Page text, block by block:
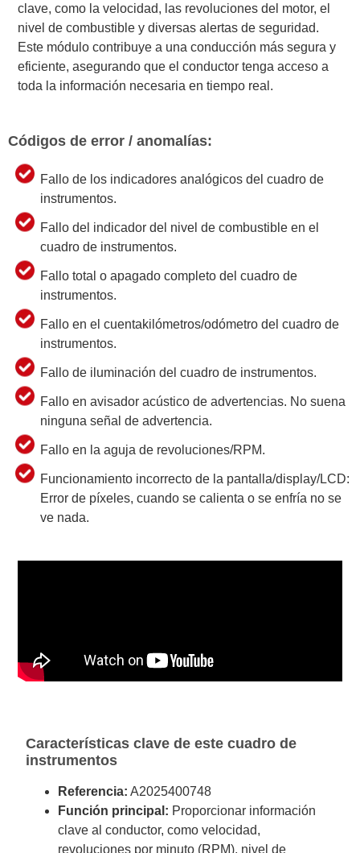
clave, como la velocidad, las revoluciones del motor, el
nivel de combustible y diversas alertas de seguridad.
Este módulo contribuye a una conducción más segura y
eficiente, asegurando que el conductor tenga acceso a
toda la información necesaria en tiempo real.
Códigos de error / anomalías:
Fallo de los indicadores analógicos del cuadro de
instrumentos.
Fallo del indicador del nivel de combustible en el
cuadro de instrumentos.
Fallo total o apagado completo del cuadro de
instrumentos.
Fallo en el cuentakilómetros/odómetro del cuadro de
instrumentos.
Fallo de iluminación del cuadro de instrumentos.
Fallo en avisador acústico de advertencias. No suena
ninguna señal de advertencia.
Fallo en la aguja de revoluciones/RPM.
Funcionamiento incorrecto de la pantalla/display/LCD:
Error de píxeles, cuando se calienta o se enfría no se
ve nada.
Características clave de este cuadro de
instrumentos
Referencia: A2025400748
Función principal: Proporcionar información
clave al conductor, como velocidad,
revoluciones por minuto (RPM), nivel de